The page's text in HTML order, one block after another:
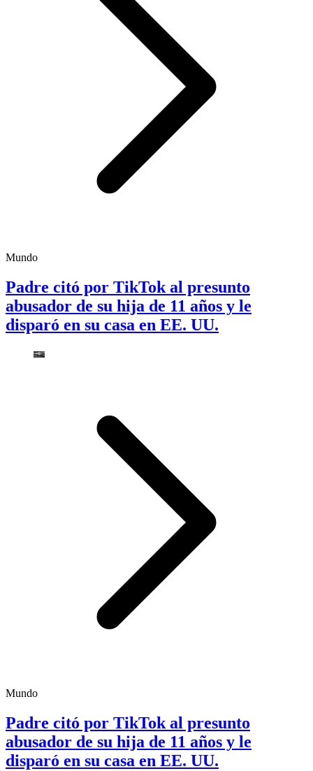
Mundo
Padre citó por TikTok al presunto
abusador de su hija de 11 años y le
disparó en su casa en EE. UU.
Mundo
Padre citó por TikTok al presunto
abusador de su hija de 11 años y le
disparó en su casa en EE. UU.